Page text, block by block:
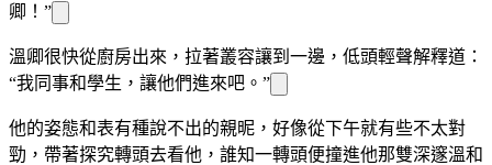
卿！”
溫卿很快從廚房出來，拉著叢容讓到一邊，低頭輕聲解釋道：
“我同事和學生，讓他們進來吧。”
他的姿態和表有種說不出的親昵，好像從下午就有些不太對
勁， 帶著探究轉頭去看他，誰知一轉頭便撞進他那雙深邃溫和